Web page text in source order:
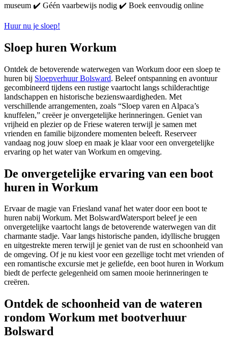
museum ✔️ Géén vaarbewijs nodig ✔️ Boek eenvoudig online
Huur nu je sloep!
Sloep huren Workum
Ontdek de betoverende waterwegen van Workum door een sloep te
huren bij Sloepverhuur Bolsward. Beleef ontspanning en avontuur
gecombineerd tijdens een rustige vaartocht langs schilderachtige
landschappen en historische bezienswaardigheden. Met
verschillende arrangementen, zoals “Sloep varen en Alpaca’s
knuffelen,” creëer je onvergetelijke herinneringen. Geniet van
vrijheid en plezier op de Friese wateren terwijl je samen met
vrienden en familie bijzondere momenten beleeft. Reserveer
vandaag nog jouw sloep en maak je klaar voor een onvergetelijke
ervaring op het water van Workum en omgeving.
De onvergetelijke ervaring van een boot
huren in Workum
Ervaar de magie van Friesland vanaf het water door een boot te
huren nabij Workum. Met BolswardWatersport beleef je een
onvergetelijke vaartocht langs de betoverende waterwegen van dit
charmante stadje. Vaar langs historische panden, idyllische bruggen
en uitgestrekte meren terwijl je geniet van de rust en schoonheid van
de omgeving. Of je nu kiest voor een gezellige tocht met vrienden of
een romantische excursie met je geliefde, een boot huren in Workum
biedt de perfecte gelegenheid om samen mooie herinneringen te
creëren.
Ontdek de schoonheid van de wateren
rondom Workum met bootverhuur
Bolsward